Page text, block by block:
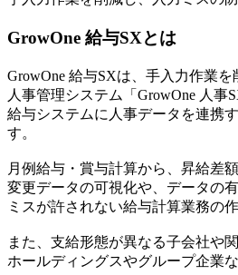
GrowOne 給与SXとは
GrowOne 給与SXは、手入力作業
人事管理システム「GrowOne 人
給与システムに人事データを連携
す。
月例給与・賞与計算から、昇給差
変更データの可視化や、データの
ミスが許されない給与計算業務の
また、支給形態が異なる子会社や
ホールディングスやグループ企業